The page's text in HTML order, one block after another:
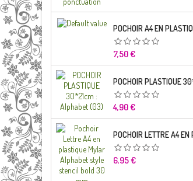
Prix
7,50 €
Prix
4,90 €
Prix
6,95 €